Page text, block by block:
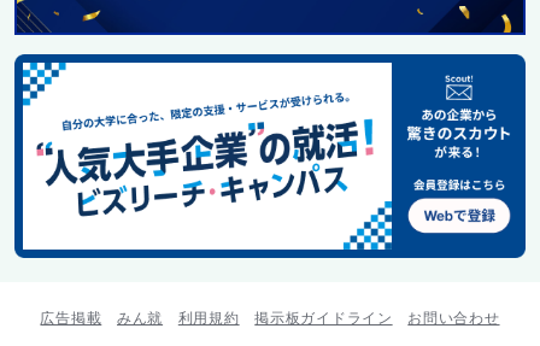
広告掲載 みん就 利用規約 掲示板ガイドライン お問い合わせ